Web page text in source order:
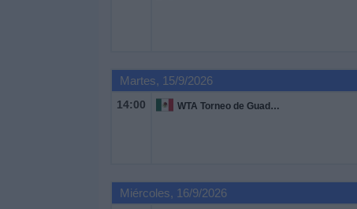
Martes, 15/9/2026
14:00 WTA Torneo de Guadalajara
Miércoles, 16/9/2026